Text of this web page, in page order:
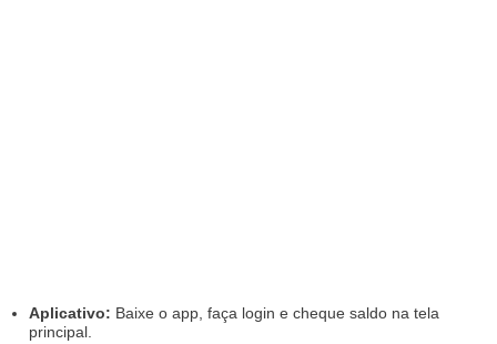
Aplicativo: Baixe o app, faça login e cheque saldo na tela
principal.